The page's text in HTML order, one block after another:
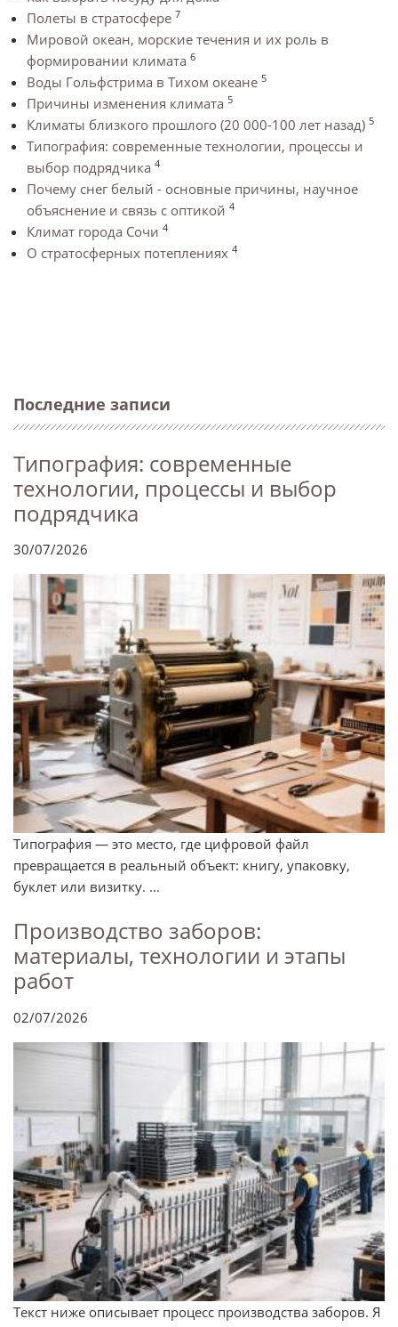
Полеты в стратосфере 7
Мировой океан, морские течения и их роль в
формировании климата 6
Воды Гольфстрима в Тихом океане 5
Причины изменения климата 5
Климаты близкого прошлого (20 000-100 лет назад) 5
Типография: современные технологии, процессы и
выбор подрядчика 4
Почему снег белый - основные причины, научное
объяснение и связь с оптикой 4
Климат города Сочи 4
О стратосферных потеплениях 4
Последние записи
Типография: современные
технологии, процессы и выбор
подрядчика
30/07/2026
Типография — это место, где цифровой файл
превращается в реальный объект: книгу, упаковку,
буклет или визитку. ...
Производство заборов:
материалы, технологии и этапы
работ
02/07/2026
Текст ниже описывает процесс производства заборов. Я